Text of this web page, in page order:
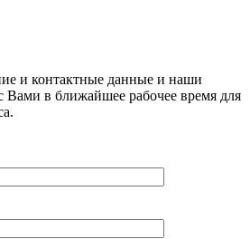
и контактные данные и наши
Вами в ближайшее рабочее время для